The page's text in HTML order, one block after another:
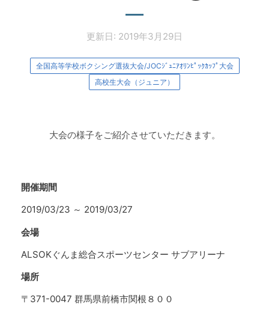
更新日: 2019年3月29日
全国高等学校ボクシング選抜大会/JOCｼﾞｭﾆｱｵﾘﾝﾋﾟｯｸｶｯﾌﾟ大会
高校生大会（ジュニア）
大会の様子をご紹介させていただきます。
開催期間
2019/03/23 ～ 2019/03/27
会場
ALSOKぐんま総合スポーツセンター サブアリーナ
場所
〒371-0047 群馬県前橋市関根８００